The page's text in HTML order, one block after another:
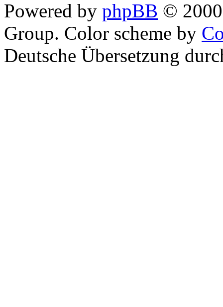
Powered by phpBB ©
Group. Color scheme by
Deutsche Übersetzung